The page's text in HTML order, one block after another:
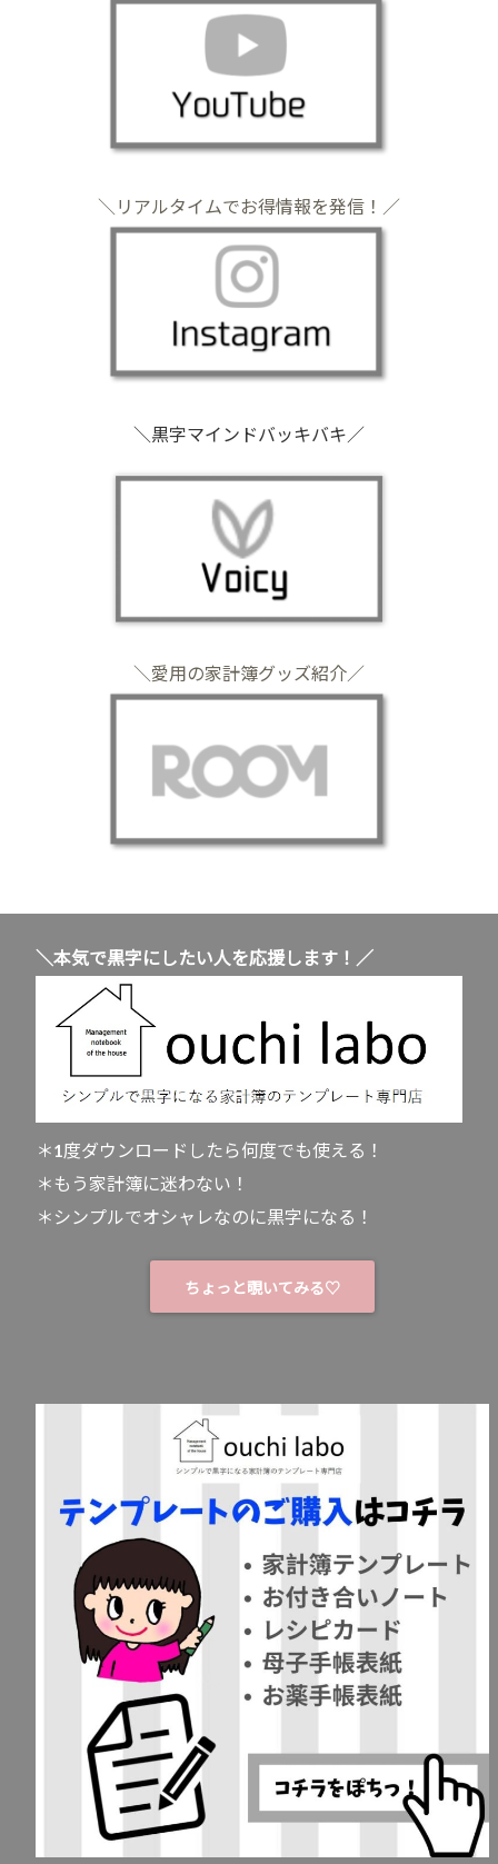
＼リアルタイムでお得情報を発信！／
＼黒字マインドバッキバキ／
＼愛用の家計簿グッズ紹介／
＼本気で黒字にしたい人を応援します！／
＊1度ダウンロードしたら何度でも使える！
＊もう家計簿に迷わない！
＊シンプルでオシャレなのに黒字になる！
ちょっと覗いてみる♡